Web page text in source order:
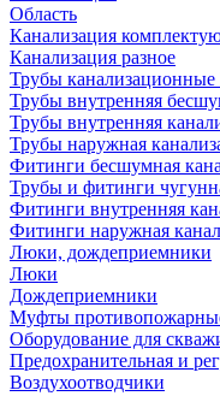
Область
Канализация
Канализация разное
Трубы
Трубы внутренняя
Трубы внутренняя
Трубы наружная
Фитинги бесшумная
Трубы и фитинги
Фитинги внутренняя
Фитинги наружная
Люки, дождеприемники
Люки
Дождеприемники
Муфты
Оборудование для
Предохранительная и
Воздухоотводчики